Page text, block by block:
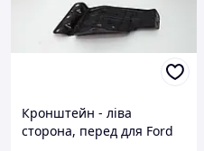
Кронштейн - ліва
сторона, перед для Ford